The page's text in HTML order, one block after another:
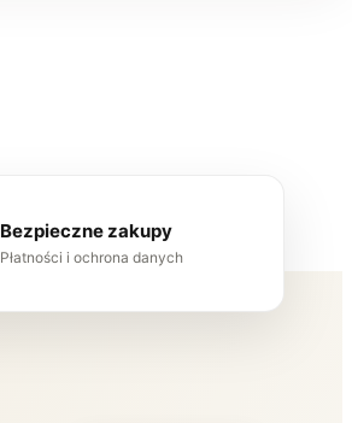
Bezpieczne zakupy
Płatności i ochrona danych